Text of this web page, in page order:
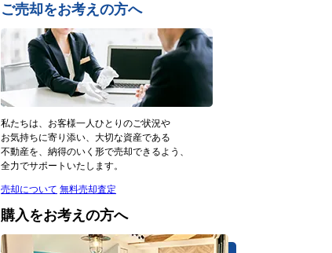
ご売却をお考えの方へ
私たちは、お客様一人ひとりのご状況や
お気持ちに寄り添い、大切な資産である
不動産を、納得のいく形で売却できるよう、
全力でサポートいたします。
売却について 無料売却査定
購入をお考えの方へ